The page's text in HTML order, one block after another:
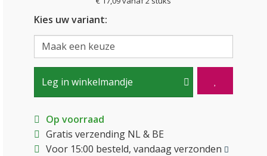
Kies uw variant:
Leg in winkelmandje
Op voorraad
Gratis verzending NL & BE
Voor 15:00 besteld, vandaag verzonden